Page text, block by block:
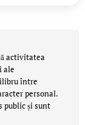
activitatea
ale
între
personal.
public și sunt